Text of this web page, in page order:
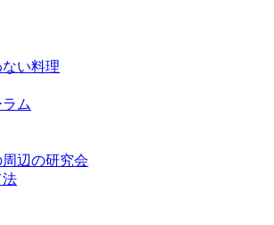
い料理
ム
辺の研究会
法